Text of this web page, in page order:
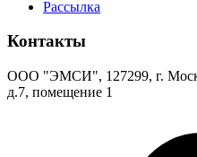
Рассылка
Контакты
ООО "ЭМСИ", 127299, г.
д.7, помещение 1